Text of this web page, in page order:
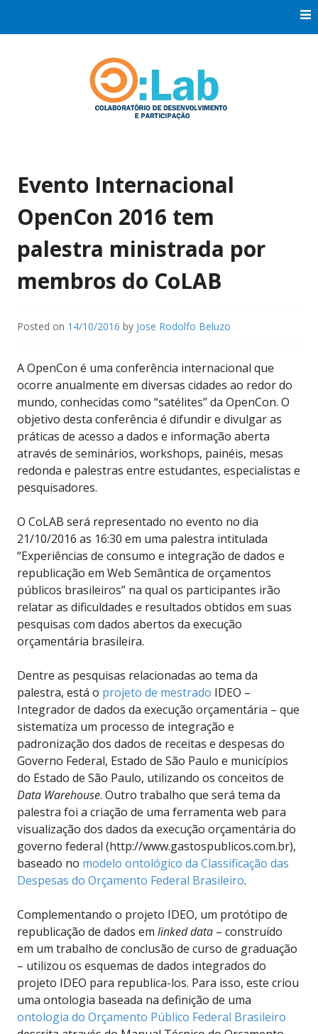
Evento Internacional
OpenCon 2016 tem
palestra ministrada por
membros do CoLAB
Posted on 14/10/2016 by Jose Rodolfo Beluzo
A OpenCon é uma conferência internacional que
ocorre anualmente em diversas cidades ao redor do
mundo, conhecidas como “satélites” da OpenCon. O
objetivo desta conferência é difundir e divulgar as
práticas de acesso a dados e informação aberta
através de seminários, workshops, painéis, mesas
redonda e palestras entre estudantes, especialistas e
pesquisadores.
O CoLAB será representado no evento no dia
21/10/2016 as 16:30 em uma palestra intitulada
“Experiências de consumo e integração de dados e
republicação em Web Semântica de orçamentos
públicos brasileiros” na qual os participantes irão
relatar as dificuldades e resultados obtidos em suas
pesquisas com dados abertos da execução
orçamentária brasileira.
Dentre as pesquisas relacionadas ao tema da
palestra, está o projeto de mestrado IDEO –
Integrador de dados da execução orçamentária – que
sistematiza um processo de integração e
padronização dos dados de receitas e despesas do
Governo Federal, Estado de São Paulo e municípios
do Estado de São Paulo, utilizando os conceitos de
Data Warehouse. Outro trabalho que será tema da
palestra foi a criação de uma ferramenta web para
visualização dos dados da execução orçamentária do
governo federal (http://www.gastospublicos.com.br),
baseado no modelo ontológico da Classificação das
Despesas do Orçamento Federal Brasileiro.
Complementando o projeto IDEO, um protótipo de
republicação de dados em linked data – construído
em um trabalho de conclusão de curso de graduação
– utilizou os esquemas de dados integrados do
projeto IDEO para republica-los. Para isso, este criou
uma ontologia baseada na definição de uma
ontologia do Orçamento Público Federal Brasileiro